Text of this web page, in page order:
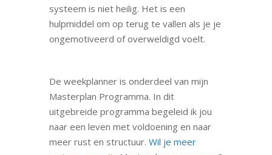
systeem is niet heilig. Het is een
hulpmiddel om op terug te vallen als je je
ongemotiveerd of overweldigd voelt.
De weekplanner is onderdeel van mijn
Masterplan Programma. In dit
uitgebreide programma begeleid ik jou
naar een leven met voldoening en naar
meer rust en structuur. Wil je meer